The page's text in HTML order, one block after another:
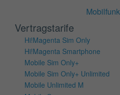
Mobilfunk
Vertragstarife
Hi!Magenta Sim Only
Hi!Magenta Smartphone
Mobile Sim Only+
Mobile Sim Only+ Unlimited
Mobile Unlimited M